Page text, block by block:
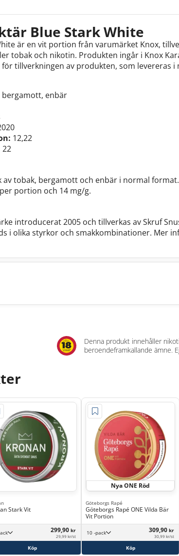
Blue Stark White
är en vit portion från varumärket Knox,
tobak och nikotin. Produkten ingår i Knox
för tillverkningen av produkten, som
bergamott, enbär
12,22
22
tobak, bergamott och enbär i normal
portion och 14 mg/g.
introducerat 2005 och tillverkas av Skruf
i olika styrkor och smakkombinationer. Mer
Denna produkt innehåller
beroendeframkallande ämne.
Stark Vit
pack 299,90 kr
29,99 kr/st
Köp
Nya ONE Röd
Göteborgs Rapé
Göteborgs Rapé ONE Vilda Bär
Vit Portion
10 -pack 309,90 kr
30,99 kr/st
Köp